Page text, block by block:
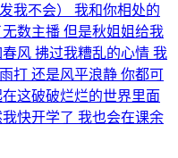
我不会） 我和你相处的
数主播 但是秋姐姐给我
风 拂过我糟乱的心情 我
打 还是风平浪静 你都可
这破破烂烂的世界里面
快开学了 我也会在课余